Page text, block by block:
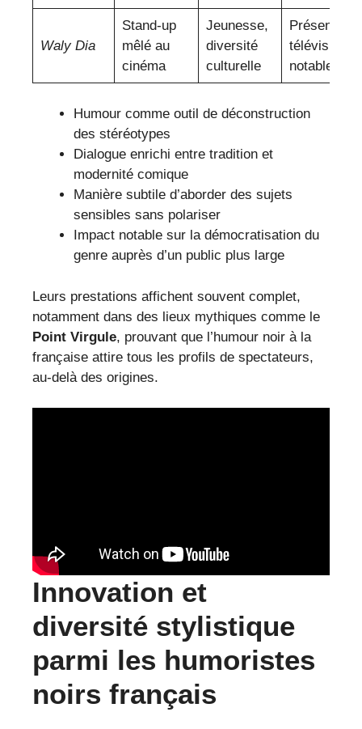
Waly Dia
Stand-up
mêlé au
cinéma
Jeunesse,
diversité
culturelle
Présence
télévisuelle
notable
Humour comme outil de déconstruction
des stéréotypes
Dialogue enrichi entre tradition et
modernité comique
Manière subtile d’aborder des sujets
sensibles sans polariser
Impact notable sur la démocratisation du
genre auprès d’un public plus large
Leurs prestations affichent souvent complet,
notamment dans des lieux mythiques comme le
Point Virgule, prouvant que l’humour noir à la
française attire tous les profils de spectateurs,
au-delà des origines.
Innovation et
diversité stylistique
parmi les humoristes
noirs français